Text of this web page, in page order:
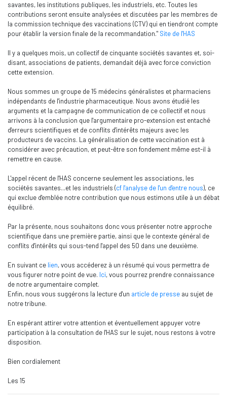
savantes, les institutions publiques, les industriels, etc. Toutes les
contributions seront ensuite analysées et discutées par les membres de
la commission technique des vaccinations (CTV) qui en tiendront compte
pour établir la version finale de la recommandation." Site de l'HAS
Il y a quelques mois, un collectif de cinquante sociétés savantes et, soi-
disant, associations de patients, demandait déjà avec force conviction
cette extension.
Nous sommes un groupe de 15 médecins généralistes et pharmaciens
indépendants de l'industrie pharmaceutique. Nous avons étudié les
arguments et la campagne de communication de ce collectif et nous
arrivons à la conclusion que l'argumentaire pro-extension est entaché
d'erreurs scientifiques et de conflits d'intérêts majeurs avec les
producteurs de vaccins. La généralisation de cette vaccination est à
considérer avec précaution, et peut-être son fondement même est-il à
remettre en cause.
L'appel récent de l'HAS concerne seulement les associations, les
sociétés savantes...et les industriels (cf l'analyse de l'un d'entre nous), ce
qui exclue d'emblée notre contribution que nous estimons utile à un débat
équilibré.
Par la présente, nous souhaitons donc vous présenter notre approche
scientifique dans une première partie, ainsi que le contexte général de
conflits d'intérêts qui sous-tend l'appel des 50 dans une deuxième.
En suivant ce lien, vous accéderez à un résumé qui vous permettra de
vous figurer notre point de vue. Ici, vous pourrez prendre connaissance
de notre argumentaire complet.
Enfin, nous vous suggérons la lecture d'un article de presse au sujet de
notre tribune.
En espérant attirer votre attention et éventuellement appuyer votre
participation à la consultation de l'HAS sur le sujet, nous restons à votre
disposition.
Bien cordialement
Les 15